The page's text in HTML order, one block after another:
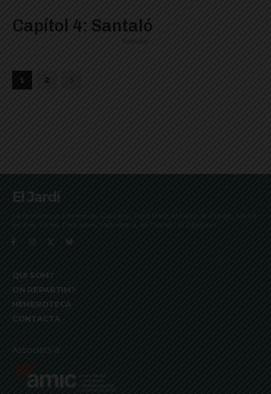
Capítol 4: Santaló
Publicitat
1 2
El Jardí
La Bonanova, Monterols, Galvany, Turó Parc, el Farró, el Putxet, Sarrià,
les Tres Torres, Pedralbes, Vallvidrera, les Planes i el Tibidabo
QUI SOM?
ON REPARTIM?
HEMEROTECA
CONTACTA
Associats a: